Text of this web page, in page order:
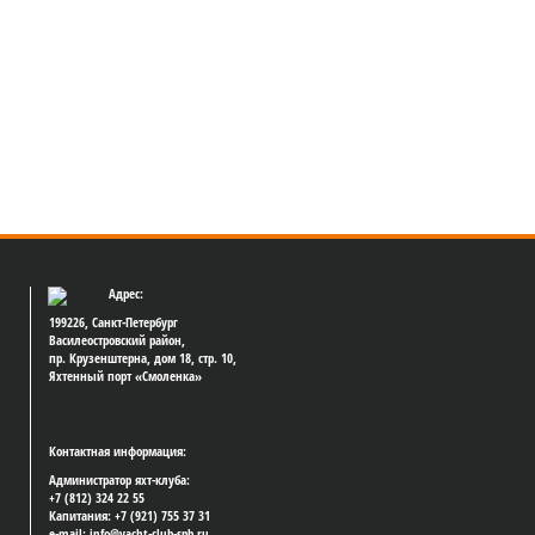
Адрес:
199226, Санкт-Петербург
Василеостровский район,
пр. Крузенштерна, дом 18, стр. 10,
Яхтенный порт «Смоленка»
Контактная информация:
Администратор яхт-клуба:
+7 (812) 324 22 55
Капитания: +7 (921) 755 37 31